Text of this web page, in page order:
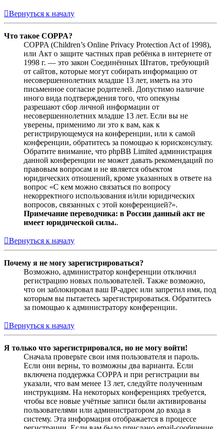
Вернуться к началу
Что такое COPPA?
COPPA (Children’s Online Privacy Protection Act of 1998),
или Акт о защите частных прав ребёнка в интернете от
1998 г. — это закон Соединённых Штатов, требующий
от сайтов, которые могут собирать информацию от
несовершеннолетних младше 13 лет, иметь на это
письменное согласие родителей. Допустимо наличие
иного вида подтверждения того, что опекуны
разрешают сбор личной информации от
несовершеннолетних младше 13 лет. Если вы не
уверены, применимо ли это к вам, как к
регистрирующемуся на конференции, или к самой
конференции, обратитесь за помощью к юрисконсульту.
Обратите внимание, что phpBB Limited администрация
данной конференции не может давать рекомендаций по
правовым вопросам и не является объектом
юридических отношений, кроме указанных в ответе на
вопрос «С кем можно связаться по вопросу
некорректного использования и/или юридических
вопросов, связанных с этой конференцией?».
Примечание переводчика: в России данный акт не
имеет юридической силы..
Вернуться к началу
Почему я не могу зарегистрироваться?
Возможно, администратор конференции отключил
регистрацию новых пользователей. Также возможно,
что он заблокировал ваш IP-адрес или запретил имя, под
которым вы пытаетесь зарегистрироваться. Обратитесь
за помощью к администратору конференции.
Вернуться к началу
Я только что зарегистрировался, но не могу войти!
Сначала проверьте свои имя пользователя и пароль.
Если они верны, то возможны два варианта. Если
включена поддержка COPPA и при регистрации вы
указали, что вам менее 13 лет, следуйте полученным
инструкциям. На некоторых конференциях требуется,
чтобы все новые учётные записи были активированы
пользователями или администратором до входа в
систему. Эта информация отображается в процессе